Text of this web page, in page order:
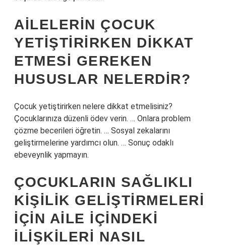
AILELERIN ÇOCUK
YETIŞTIRIRKEN DIKKAT
ETMESI GEREKEN
HUSUSLAR NELERDIR?
Çocuk yetiştirirken nelere dikkat etmelisiniz?
Çocuklarınıza düzenli ödev verin. … Onlara problem
çözme becerileri öğretin. … Sosyal zekalarını
geliştirmelerine yardımcı olun. … Sonuç odaklı
ebeveynlik yapmayın.
ÇOCUKLARIN SAĞLIKLI
KIŞILIK GELIŞTIRMELERI
IÇIN AILE IÇINDEKI
ILIŞKILERI NASIL